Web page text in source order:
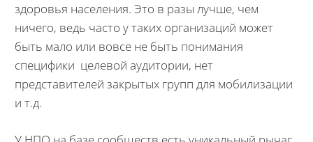
здоровья населения. Это в разы лучше, чем
ничего, ведь часто у таких организаций может
быть мало или вовсе не быть понимания
специфики целевой аудитории, нет
представителей закрытых групп для мобилизации
и т.д.